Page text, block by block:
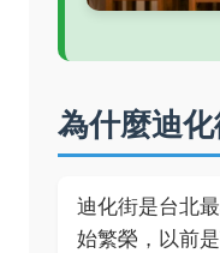
為什麼迪
迪化街是台北
始繁榮，以前